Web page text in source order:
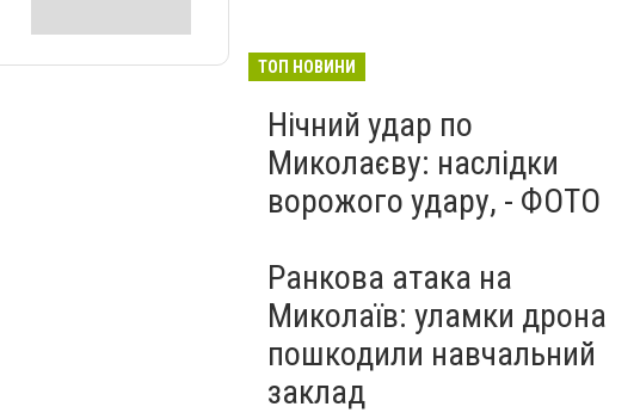
ТОП НОВИНИ
Нічний удар по
Миколаєву: наслідки
ворожого удару, - ФОТО
Ранкова атака на
Миколаїв: уламки дрона
пошкодили навчальний
заклад